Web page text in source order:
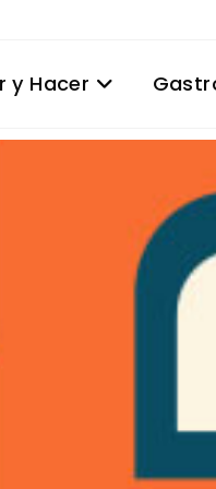
y Hacer